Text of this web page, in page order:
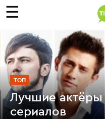
☰
ТОП
Лучшие актёры
сериалов